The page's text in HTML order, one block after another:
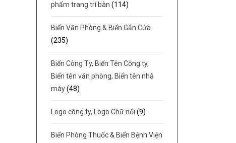
phẩm trang trí bàn (114)
Biển Văn Phòng & Biển Gắn Cửa
(235)
Biển Công Ty, Biển Tên Công ty,
Biển tên văn phòng, Biển tên nhà
máy(48)
Logo công ty, Logo Chữ nổi (9)
Biển Phòng Thuốc & Biển Bệnh Viện